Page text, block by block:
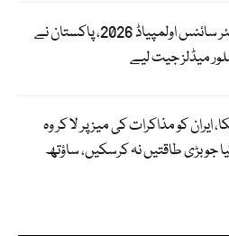
انٹرنیشنل نیوکلیئر سائنس اولمپیاڈ 2026، پاکستان نے
میڈلز جیت لیے
ایران کو مذاکرات کی میز پر لا کر وہ
جو بڑی طاقتیں نہ کرسکیں، ساؤتھ